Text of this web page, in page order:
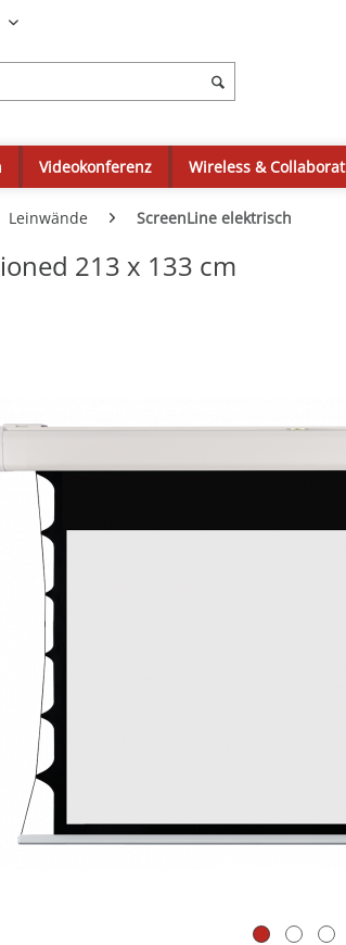
Videokonferenz Wireless &
Leinwände ScreenLine elektrisch
213 x 133 cm